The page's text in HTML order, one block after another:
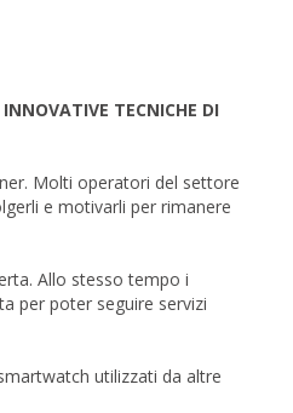
TECNICHE DI
Molti operatori del settore
e motivarli per rimanere
Allo stesso tempo i
per poter seguire servizi
utilizzati da altre